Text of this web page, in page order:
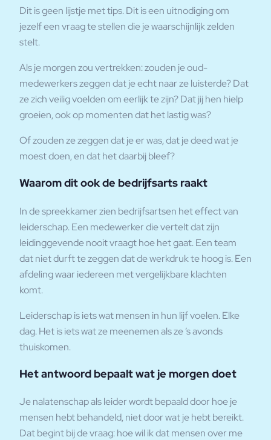
Dit is geen lijstje met tips. Dit is een uitnodiging om
jezelf een vraag te stellen die je waarschijnlijk zelden
stelt.
Als je morgen zou vertrekken: zouden je oud-
medewerkers zeggen dat je echt naar ze luisterde? Dat
ze zich veilig voelden om eerlijk te zijn? Dat jij hen hielp
groeien, ook op momenten dat het lastig was?
Of zouden ze zeggen dat je er was, dat je deed wat je
moest doen, en dat het daarbij bleef?
Waarom dit ook de bedrijfsarts raakt
In de spreekkamer zien bedrijfsartsen het effect van
leiderschap. Een medewerker die vertelt dat zijn
leidinggevende nooit vraagt hoe het gaat. Een team
dat niet durft te zeggen dat de werkdruk te hoog is. Een
afdeling waar iedereen met vergelijkbare klachten
komt.
Leiderschap is iets wat mensen in hun lijf voelen. Elke
dag. Het is iets wat ze meenemen als ze ’s avonds
thuiskomen.
Het antwoord bepaalt wat je morgen doet
Je nalatenschap als leider wordt bepaald door hoe je
mensen hebt behandeld, niet door wat je hebt bereikt.
Dat begint bij de vraag: hoe wil ik dat mensen over me